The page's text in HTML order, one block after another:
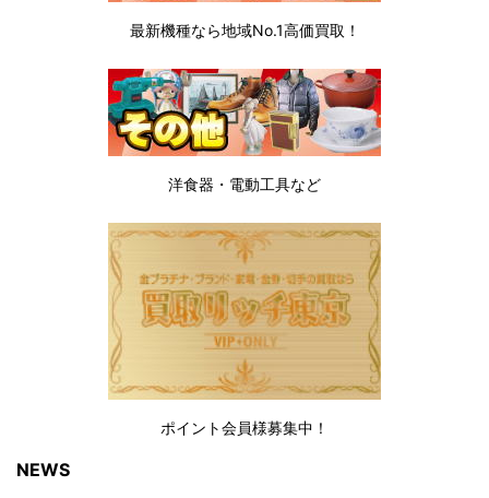
最新機種なら地域No.1高価買取！
洋食器・電動工具など
ポイント会員様募集中！
NEWS